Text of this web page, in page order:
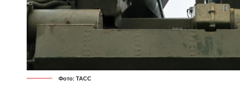
Фото: ТАСС